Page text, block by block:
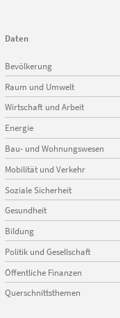
Daten
Navigation
überspringen
Bevölkerung
Raum und Umwelt
Wirtschaft und Arbeit
Energie
Bau- und Wohnungswesen
Mobilität und Verkehr
Soziale Sicherheit
Gesundheit
Bildung
Politik und Gesellschaft
Öffentliche Finanzen
Querschnittsthemen